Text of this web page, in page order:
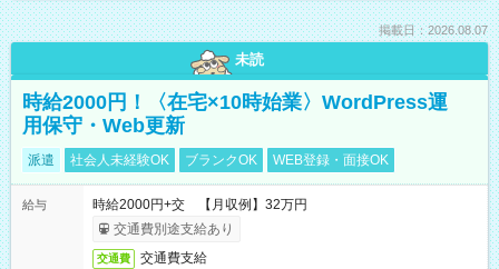
掲載日：2026.08.07
未読
時給2000円！〈在宅×10時始業〉WordPress運
用保守・Web更新
派遣 社会人未経験OK ブランクOK WEB登録・面接OK
給与
時給2000円+交 【月収例】32万円
交通費別途支給あり
交通費 交通費支給